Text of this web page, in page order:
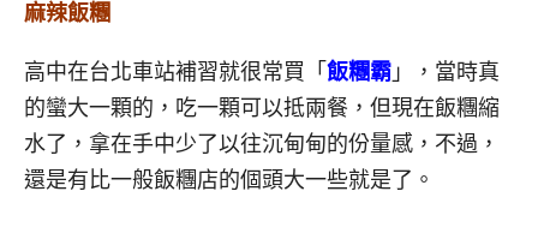
麻辣飯糰
高中在台北車站補習就很常買「 飯糰霸 」，當時真
的蠻大一顆的，吃一顆可以抵兩餐，但現在飯糰縮
水了，拿在手中少了以往沉甸甸的份量感，不過，
還是有比一般飯糰店的個頭大一些就是了。